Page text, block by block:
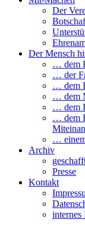
Der
Der Mensch
… dem
… der
… dem
… dem
… dem
… dem
…
Archiv
Presse
Kontakt
internes